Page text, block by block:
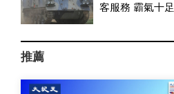
客服務 霸氣十足
推薦